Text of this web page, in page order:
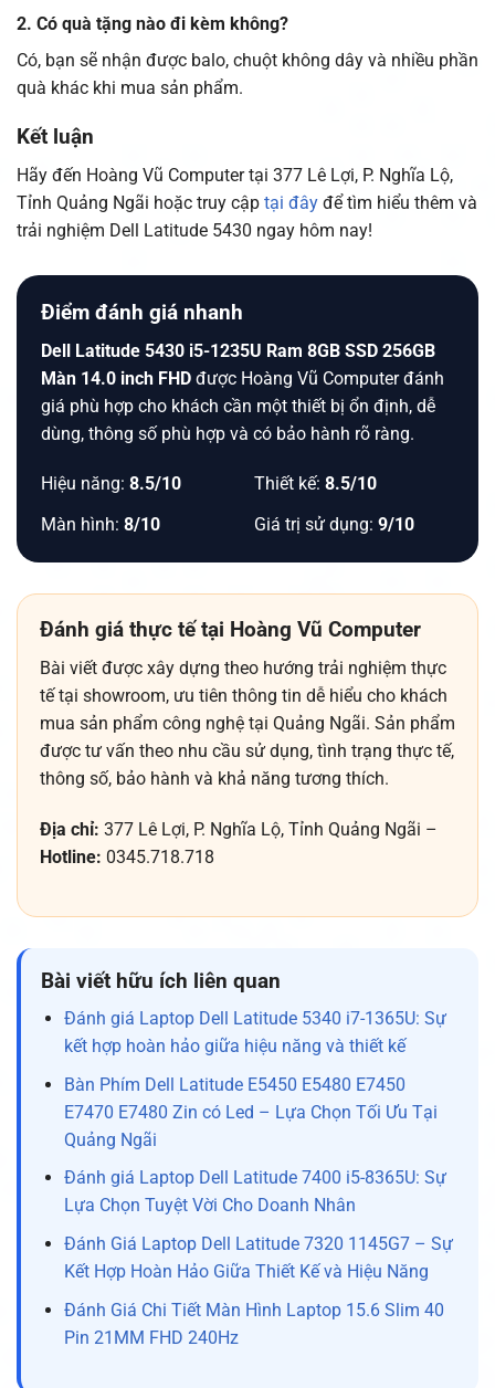
2. Có quà tặng nào đi kèm không?
Có, bạn sẽ nhận được balo, chuột không dây và nhiều phần
quà khác khi mua sản phẩm.
Kết luận
Hãy đến Hoàng Vũ Computer tại 377 Lê Lợi, P. Nghĩa Lộ,
Tỉnh Quảng Ngãi hoặc truy cập tại đây để tìm hiểu thêm và
trải nghiệm Dell Latitude 5430 ngay hôm nay!
Điểm đánh giá nhanh
Dell Latitude 5430 i5-1235U Ram 8GB SSD 256GB
Màn 14.0 inch FHD được Hoàng Vũ Computer đánh
giá phù hợp cho khách cần một thiết bị ổn định, dễ
dùng, thông số phù hợp và có bảo hành rõ ràng.
Hiệu năng: 8.5/10 Thiết kế: 8.5/10
Màn hình: 8/10 Giá trị sử dụng: 9/10
Đánh giá thực tế tại Hoàng Vũ Computer
Bài viết được xây dựng theo hướng trải nghiệm thực
tế tại showroom, ưu tiên thông tin dễ hiểu cho khách
mua sản phẩm công nghệ tại Quảng Ngãi. Sản phẩm
được tư vấn theo nhu cầu sử dụng, tình trạng thực tế,
thông số, bảo hành và khả năng tương thích.
Địa chỉ: 377 Lê Lợi, P. Nghĩa Lộ, Tỉnh Quảng Ngãi –
Hotline: 0345.718.718
Bài viết hữu ích liên quan
Đánh giá Laptop Dell Latitude 5340 i7-1365U: Sự
kết hợp hoàn hảo giữa hiệu năng và thiết kế
Bàn Phím Dell Latitude E5450 E5480 E7450
E7470 E7480 Zin có Led – Lựa Chọn Tối Ưu Tại
Quảng Ngãi
Đánh giá Laptop Dell Latitude 7400 i5-8365U: Sự
Lựa Chọn Tuyệt Vời Cho Doanh Nhân
Đánh Giá Laptop Dell Latitude 7320 1145G7 – Sự
Kết Hợp Hoàn Hảo Giữa Thiết Kế và Hiệu Năng
Đánh Giá Chi Tiết Màn Hình Laptop 15.6 Slim 40
Pin 21MM FHD 240Hz